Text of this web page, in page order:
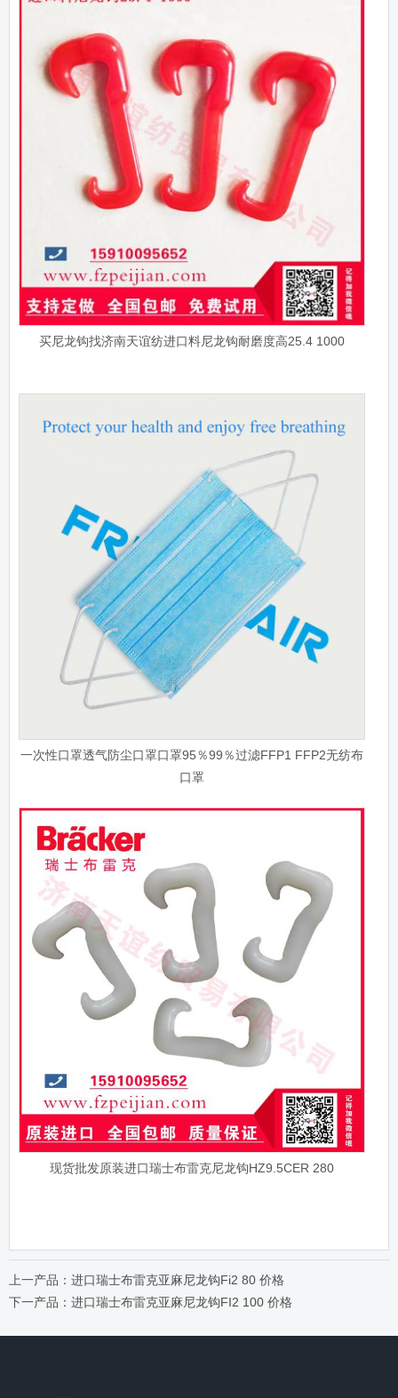
买尼龙钩找济南天谊纺进口料尼龙钩耐磨度高25.4 1000
一次性口罩透气防尘口罩口罩95％99％过滤FFP1 FFP2无纺布
口罩
现货批发原装进口瑞士布雷克尼龙钩HZ9.5CER 280
上一产品：进口瑞士布雷克亚麻尼龙钩Fi2 80 价格
下一产品：进口瑞士布雷克亚麻尼龙钩FI2 100 价格